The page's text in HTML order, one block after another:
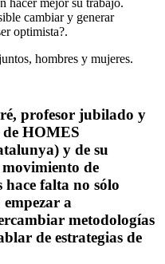
cambiar y generar
optimista?.
hombres y mujeres.
profesor jubilado y
HOMES
y de su
de
falta no sólo
a
metodologías
de estrategias de